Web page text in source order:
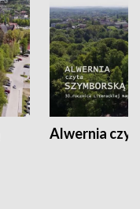
Alwernia